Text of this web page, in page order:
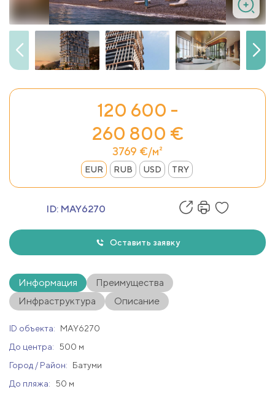
120 600 -
260 800 €
3769 €/м²
EUR RUB USD TRY
ID: MAY6270
Оставить заявку
Информация
Преимущества
Инфраструктура
Описание
ID объекта:
MAY6270
До центра:
500 м
Город / Район:
Батуми
До пляжа:
50 м